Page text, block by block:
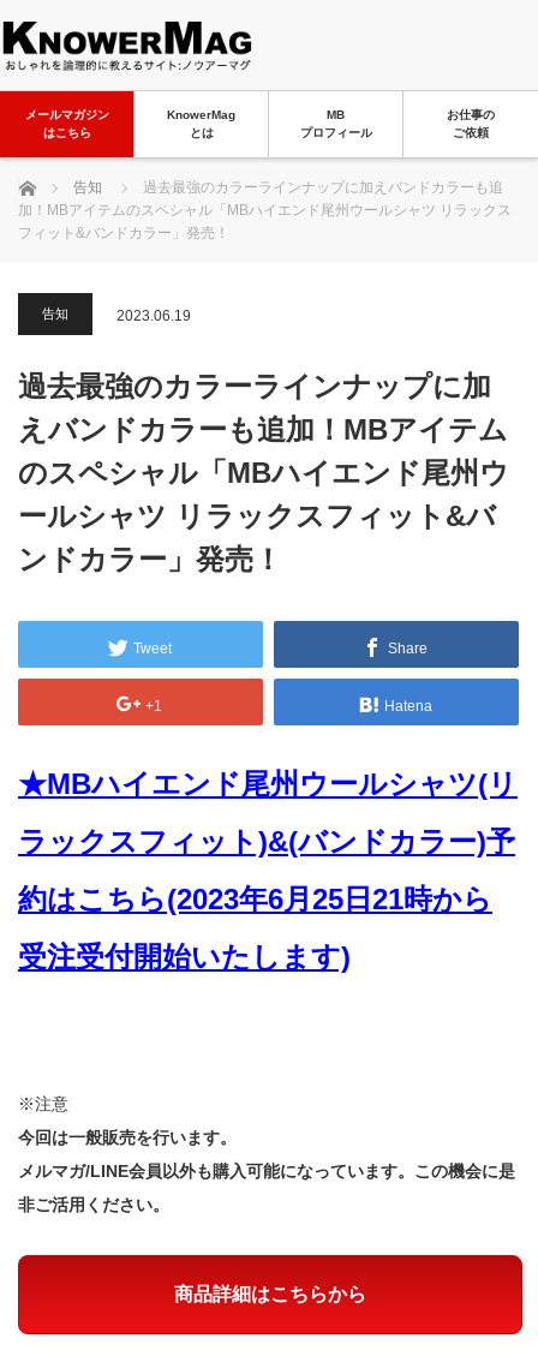
メールマガジン
はこちら
KnowerMag
とは
MB
プロフィール
お仕事の
ご依頼
ホーム 告知
過去最強のカラーラインナップに加えバンドカラーも追
加！MBアイテムのスペシャル「MBハイエンド尾州ウールシャツ リラックス
フィット&バンドカラー」発売！
告知 2023.06.19
過去最強のカラーラインナップに加
えバンドカラーも追加！MBアイテム
のスペシャル「MBハイエンド尾州ウ
ールシャツ リラックスフィット&バ
ンドカラー」発売！
Tweet Share
+1 Hatena
★MBハイエンド尾州ウールシャツ(リ
ラックスフィット)&(バンドカラー)予
約はこちら(2023年6月25日21時から
受注受付開始いたします)
※注意
今回は一般販売を行います。
メルマガ/LINE会員以外も購入可能になっています。この機会に是
非ご活用ください。
商品詳細はこちらから